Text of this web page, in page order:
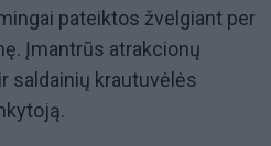
pateiktos žvelgiant per
Įmantrūs atrakcionų
saldainių krautuvėlės